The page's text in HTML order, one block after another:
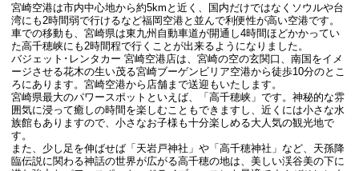
宮崎空港は市内中心地から約5kmと近く、国内だけではなくソウルや台
湾にも2時間弱で行けるなど福岡空港と並んで利便性が高い空港です。
車での移動も、宮崎県は東九州自動車道が開通し4時間ほどかかってい
た高千穂峡にも2時間程で行くことが出来るようになりました。
バジェット･レンタカー 宮崎空港店は、宮崎の空の玄関口、南国をイメ
ージさせる花木の生い茂る宮崎ブーゲンビリア空港から徒歩10分のとこ
ろにあります。宮崎空港から店舗まで送迎もいたします。
宮崎県最大のパワースポットといえば、「高千穂峡」です。神秘的な雰
囲気に浸って癒しの時間を楽しむこともできますし、近くには小さな水
族館もありますので、小さなお子様も十分楽しめる大人気の観光地で
す。
また、少し足を伸ばせば「天岩戸神社」や「高千穂神社」など、天孫降
臨伝説に関わる神話の世界が広がる高千穂の地は、美しい渓谷美の下に